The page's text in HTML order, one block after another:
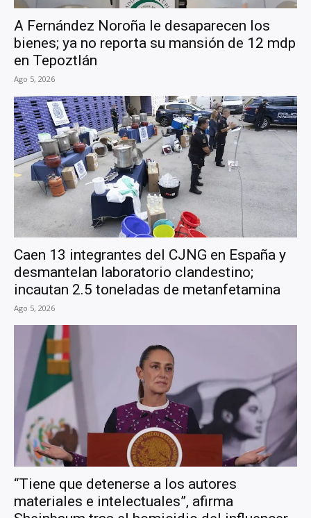
A Fernández Noroña le desaparecen los
bienes; ya no reporta su mansión de 12 mdp
en Tepoztlán
Ago 5, 2026
Caen 13 integrantes del CJNG en España y
desmantelan laboratorio clandestino;
incautan 2.5 toneladas de metanfetamina
Ago 5, 2026
“Tiene que detenerse a los autores
materiales e intelectuales”, afirma